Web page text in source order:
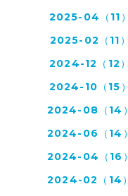
2025-04（11）
2025-02（11）
2024-12（12）
2024-10（15）
2024-08（14）
2024-06（14）
2024-04（16）
2024-02（14）